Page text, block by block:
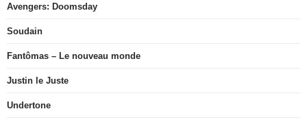
Avengers: Doomsday
Soudain
Fantômas – Le nouveau monde
Justin le Juste
Undertone